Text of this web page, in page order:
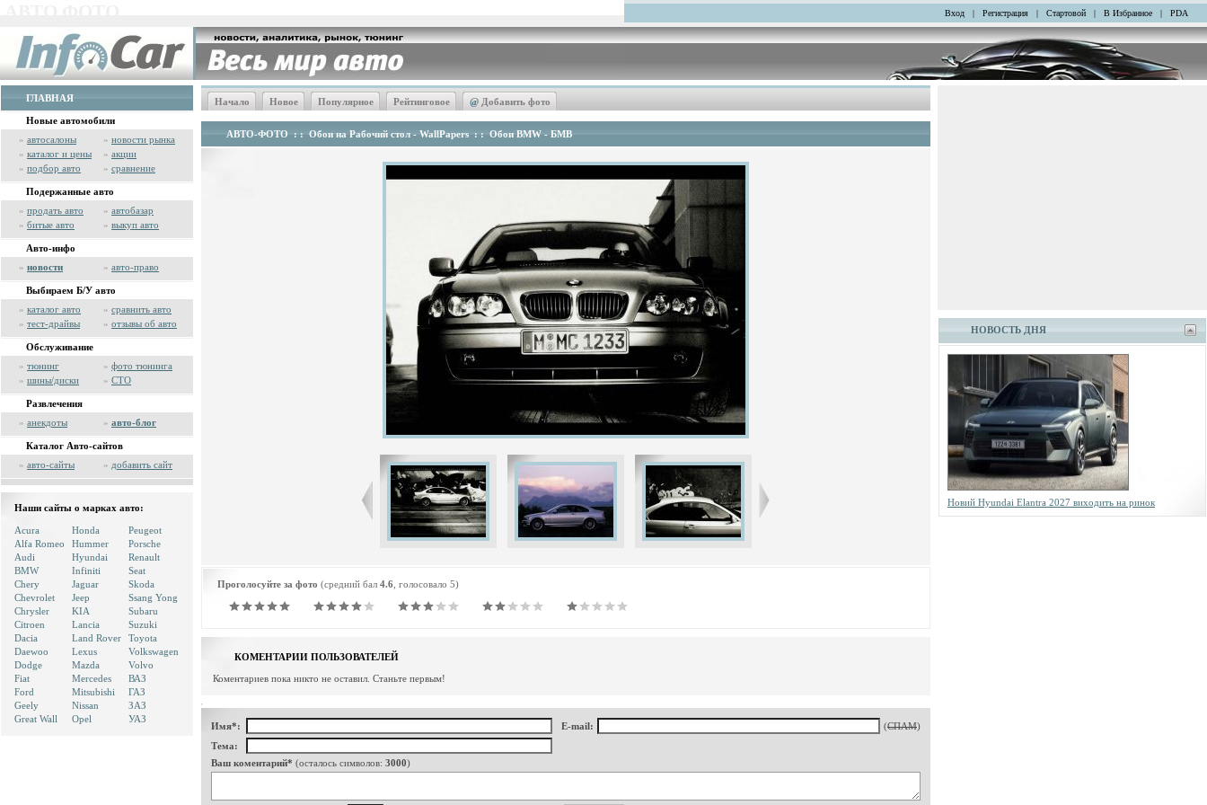
Вход | Регистрация | Стартовой | В Избранное | PDA
ГЛАВНАЯ
Новые автомобили
» автосалоны » новости рынка
» каталог и цены » акции
» подбор авто » сравнение
Подержанные авто
» продать авто » автобазар
» битые авто » выкуп авто
Авто-инфо
» новости » авто-право
Выбираем Б/У авто
» каталог авто » сравнить авто
» тест-драйвы » отзывы об авто
Обслуживание
» тюнинг » фото тюнинга
» шины/диски » СТО
Развлечения
» анекдоты » авто-блог
Каталог Авто-сайтов
» авто-сайты » добавить сайт
Наши сайты о марках авто:
Acura
Alfa Romeo
Audi
BMW
Chery
Chevrolet
Chrysler
Citroen
Dacia
Daewoo
Dodge
Fiat
Ford
Geely
Great Wall
Honda
Hummer
Hyundai
Infiniti
Jaguar
Jeep
KIA
Lancia
Land Rover
Lexus
Mazda
Mercedes
Mitsubishi
Nissan
Opel
Peugeot
Porsche
Renault
Seat
Skoda
Ssang Yong
Subaru
Suzuki
Toyota
Volkswagen
Volvo
ВАЗ
ГАЗ
ЗАЗ
УАЗ
Начало Новое Популярное Рейтинговое @ Добавить фото
АВТО-ФОТО : : Обои на Рабочий стол - WallPapers : : Обои BMW - БМВ
Проголосуйте за фото (средний бал 4.6 , голосовало 5)
КОМЕНТАРИИ ПОЛЬЗОВАТЕЛЕЙ
Коментариев пока никто не оставил. Станьте первым!
Имя*: E-mail: (СПАМ)
Тема:
Ваш коментарий* (осталось символов: 3000)
НОВОСТЬ ДНЯ
Новий Hyundai Elantra 2027 виходить на ринок